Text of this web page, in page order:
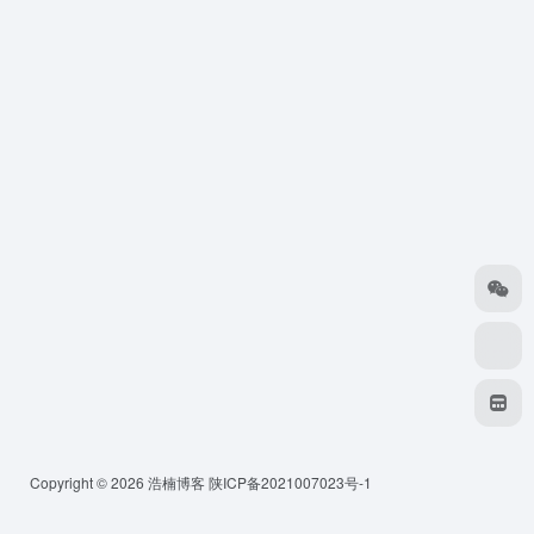
Copyright © 2026 浩楠博客陕ICP备2021007023号-1